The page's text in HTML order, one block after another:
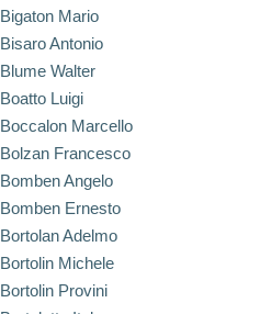
Bigaton Mario
Bisaro Antonio
Blume Walter
Boatto Luigi
Boccalon Marcello
Bolzan Francesco
Bomben Angelo
Bomben Ernesto
Bortolan Adelmo
Bortolin Michele
Bortolin Provini